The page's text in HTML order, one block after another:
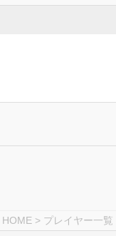
HOME > プレイヤー一覧